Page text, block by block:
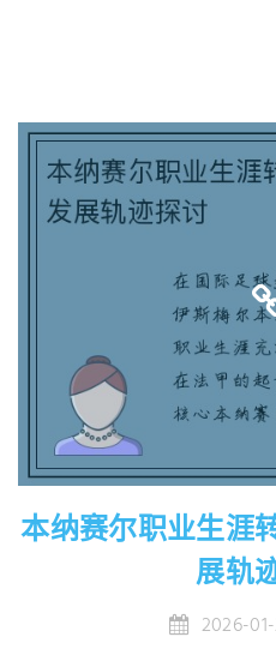
本纳赛尔职业生涯
展轨
2026-